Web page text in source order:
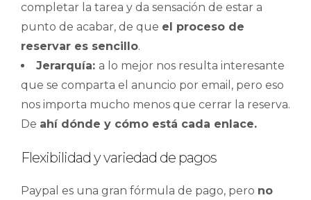
completar la tarea y da sensación de estar a
punto de acabar, de que el proceso de
reservar es sencillo.
Jerarquía: a lo mejor nos resulta interesante
que se comparta el anuncio por email, pero eso
nos importa mucho menos que cerrar la reserva.
De ahí dónde y cómo está cada enlace.
Flexibilidad y variedad de pagos
Paypal es una gran fórmula de pago, pero no